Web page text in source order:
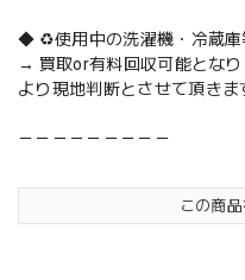
◆ ♻️使用中の洗濯機・冷蔵庫
→ 買取or有料回収可能とな
より現地判断とさせて頂きま
－－－－－－－－－
この商